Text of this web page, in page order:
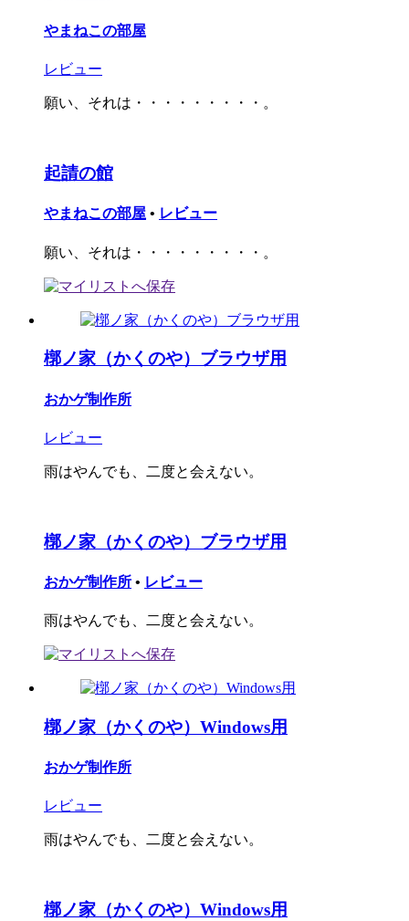
やまねこの部屋
レビュー
願い、それは・・・・・・・・・。
起請の館
やまねこの部屋 • レビュー
願い、それは・・・・・・・・・。
槨ノ家（かくのや）ブラウザ用
おかゲ制作所
レビュー
雨はやんでも、二度と会えない。
槨ノ家（かくのや）ブラウザ用
おかゲ制作所 • レビュー
雨はやんでも、二度と会えない。
槨ノ家（かくのや）Windows用
おかゲ制作所
レビュー
雨はやんでも、二度と会えない。
槨ノ家（かくのや）Windows用